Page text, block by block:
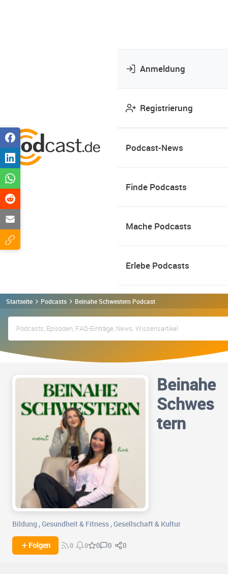
Anmeldung
Registrierung
Podcast-News
Finde Podcasts
Mache Podcasts
Erlebe Podcasts
Startseite Podcasts Beinahe Schwestern Podcast
Beinahe
Schwes
tern
Bildung ,Gesundheit & Fitness ,Gesellschaft & Kultur
Folgen 0 0 0 0 0